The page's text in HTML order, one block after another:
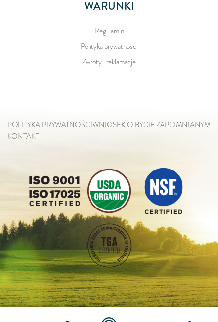
WARUNKI
Regulamin
Polityka prywatności
Zwroty i reklamacje
POLITYKA PRYWATNOŚCIWNIOSEK O BYCIE ZAPOMNIANYM
KONTAKT